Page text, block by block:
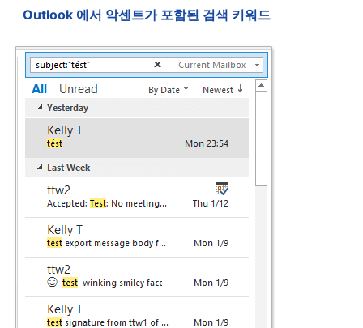
Outlook 에서 악센트가 포함된 검색 키워드